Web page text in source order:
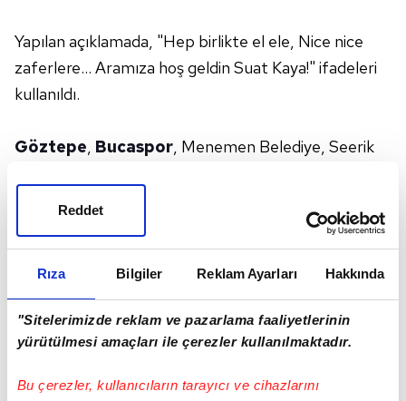
Rıza Bilgiler Reklam Ayarları Hakkında
"Sitelerimizde reklam ve pazarlama faaliyetlerinin
yürütülmesi amaçları ile çerezler kullanılmaktadır.
Bu çerezler, kullanıcıların tarayıcı ve cihazlarını
Reddet
Yapılan açıklamada, "Hep birlikte el ele, Nice nice
zaferlere... Aramıza hoş geldin Suat Kaya!" ifadeleri
kullanıldı.
Göztepe, Bucaspor, Menemen Belediye, Seerik
Kasım 2022'den beri takım çalıştırmıyordu.